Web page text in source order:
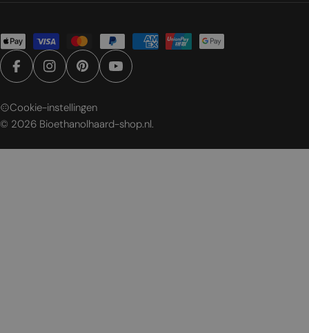
Betaalmethoden
FacebookInstagramPinterestYouTube
© 2026 Bioethanolhaard-shop.nl.
Cookie-instellingen